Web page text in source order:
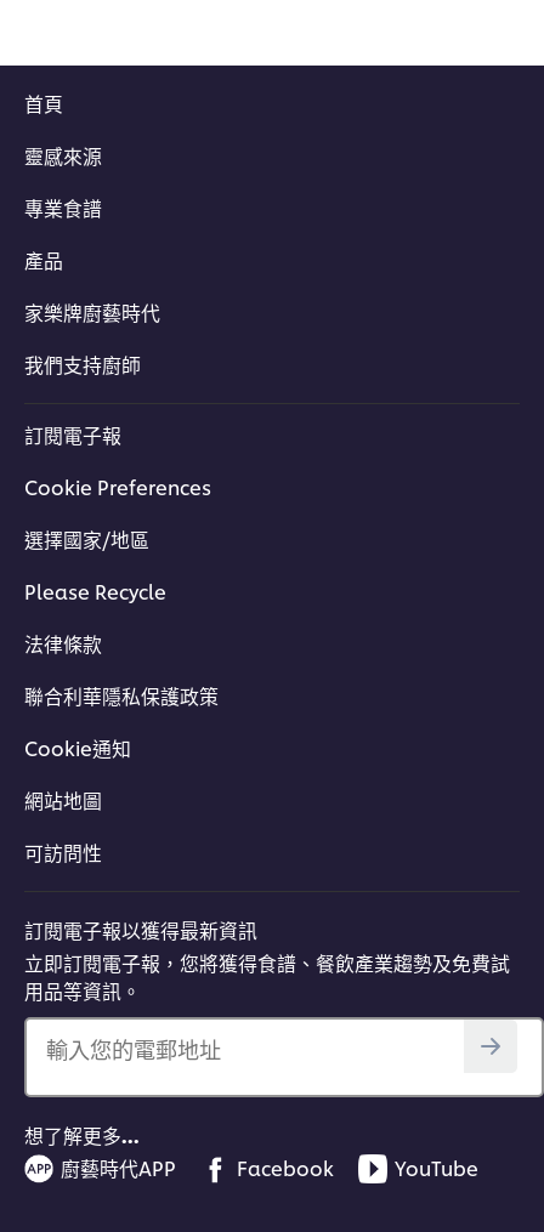
首頁
靈感來源
專業食譜
產品
家樂牌廚藝時代
我們支持廚師
訂閱電子報
Cookie Preferences
選擇國家/地區
Please Recycle
法律條款
聯合利華隱私保護政策
Cookie通知
網站地圖
可訪問性
訂閱電子報以獲得最新資訊
立即訂閱電子報，您將獲得食譜、餐飲產業趨勢及免費試
用品等資訊。
輸入您的電郵地址
想了解更多…
廚藝時代APP
Facebook YouTube